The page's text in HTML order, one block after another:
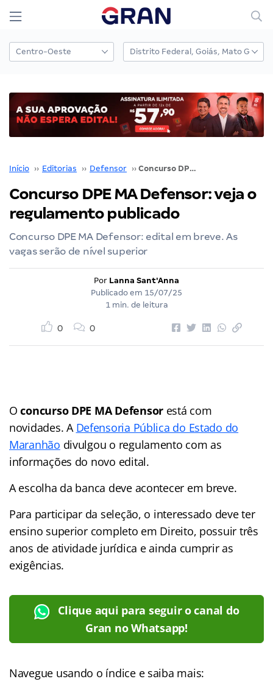
Início ›› Editorias ›› Defensor ›› Concurso DPE MA Defensor: veja o regulamento publicado
Concurso DPE MA Defensor: veja o
regulamento publicado
Concurso DPE MA Defensor: edital em breve. As
vagas serão de nível superior
Por Lanna Sant'Anna
Publicado em 15/07/25
1 min. de leitura
0 0
Oconcurso DPE MA Defensor está com
novidades. A Defensoria Pública do Estado do
Maranhão divulgou o regulamento com as
informações do novo edital.
A escolha da banca deve acontecer em breve.
Para participar da seleção, o interessado deve ter
ensino superior completo em Direito, possuir três
anos de atividade jurídica e ainda cumprir as
exigências.
Clique aqui para seguir o canal do
Gran no Whatsapp!
Navegue usando o índice e saiba mais: